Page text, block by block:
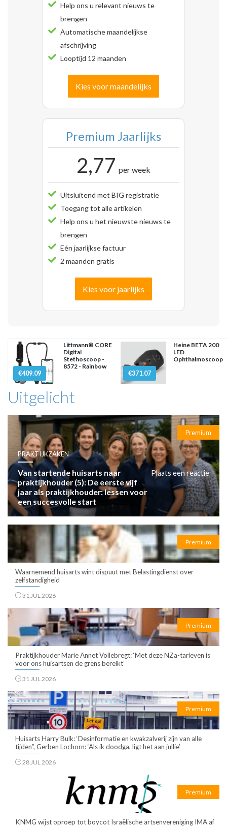
Help ons u relevant nieuws te
brengen
Automatische maandelijkse
afschrijving
Looptijd 12 maanden
Kies voor maandelijks
Premium Jaarlijks
2,77 per week
Uitsluitend met BIG registratie
Toegang tot alle artikelen
Help ons u het nieuwste nieuws te
brengen
Eén jaarlijkse factuur
2 maanden gratis
Kies voor jaarlijks
€409.09
Littmann® CORE
Digital
Stethoscoop -
8572 - Rainbow
€371.07
Heine BETA 200
LED
Ophthalmoscoop
Uitgelicht
Premium
PRAKTIJKZAKEN
Van startende huisarts naar
praktijkhouder (5): De eerste vijf
jaar als praktijkhouder: lessen voor
een succesvolle start
Plaats een reactie
Premium
Waarnemend huisarts wint dispuut met Belastingdienst over
zelfstandigheid
31 JUL 2026
Premium
Praktijkhouder Marie Annet Vollebregt: ‘Met deze NZa-tarieven is
voor ons huisartsen de grens bereikt’
31 JUL 2026
Premium
Huisarts Harry Bulk: ‘Desinformatie en kwakzalverij zijn van alle
tijden”, Gerben Lochorn: ‘Als ik doodga, ligt het aan jullie’
28 JUL 2026
Premium
KNMG wijst oproep tot boycot Israëlische artsenvereniging IMA af